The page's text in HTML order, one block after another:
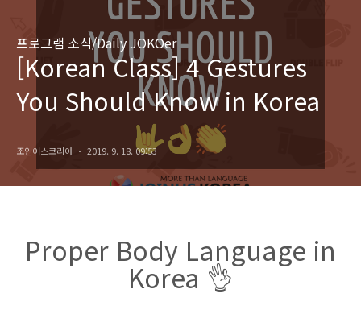
프로그램 소식/Daily JOKOer
[Korean Class] 4 Gestures
You Should Know in Korea
조인어스코리아 2019. 9. 18. 09:53
Proper Body Language in
Korea 👌